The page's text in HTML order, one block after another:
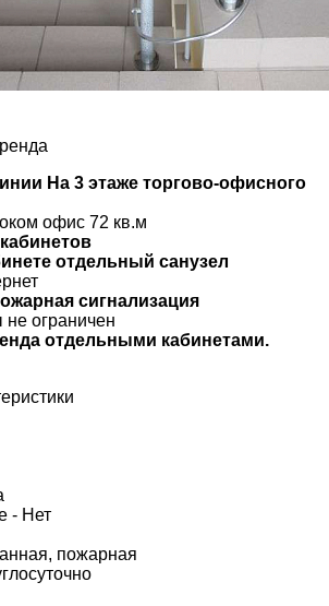
На 3 этаже торгово-офисного
офис 72 кв.м
отдельный санузел
сигнализация
ограничен
отдельными кабинетами.
- Нет
пожарная